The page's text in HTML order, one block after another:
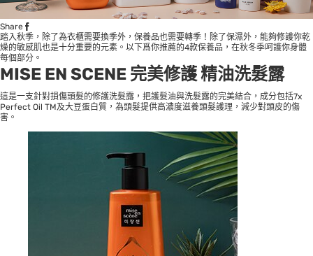
Share
踏入秋季，除了為衣櫃需要換季外，保養品也需要轉季！除了保濕外，能夠修護你乾
燥的敏感肌也是十分重要的元素。以下爲你推薦的4款保養品，在秋冬季呵護你身體
每個部分。
MISE EN SCENE 完美修護 精油洗髮露
這是一支針對損傷頭髮的修護洗髮露，把護髮油與洗髮露的完美結合，成分包括7x
Perfect Oil TM及大豆蛋白質，為頭髮提供高濃度滋養頭髮護理，減少對頭皮的傷
害。